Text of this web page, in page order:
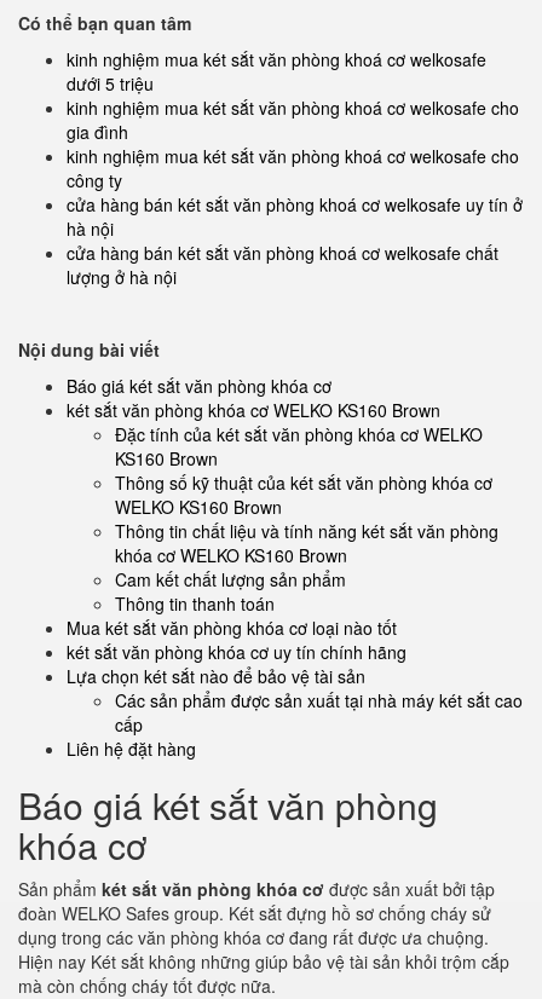
Có thể bạn quan tâm
kinh nghiệm mua két sắt văn phòng khoá cơ welkosafe
dưới 5 triệu
kinh nghiệm mua két sắt văn phòng khoá cơ welkosafe cho
gia đình
kinh nghiệm mua két sắt văn phòng khoá cơ welkosafe cho
công ty
cửa hàng bán két sắt văn phòng khoá cơ welkosafe uy tín ở
hà nội
cửa hàng bán két sắt văn phòng khoá cơ welkosafe chất
lượng ở hà nội
Nội dung bài viết
Báo giá két sắt văn phòng khóa cơ
két sắt văn phòng khóa cơ WELKO KS160 Brown
Đặc tính của két sắt văn phòng khóa cơ WELKO
KS160 Brown
Thông số kỹ thuật của két sắt văn phòng khóa cơ
WELKO KS160 Brown
Thông tin chất liệu và tính năng két sắt văn phòng
khóa cơ WELKO KS160 Brown
Cam kết chất lượng sản phẩm
Thông tin thanh toán
Mua két sắt văn phòng khóa cơ loại nào tốt
két sắt văn phòng khóa cơ uy tín chính hãng
Lựa chọn két sắt nào để bảo vệ tài sản
Các sản phẩm được sản xuất tại nhà máy két sắt cao
cấp
Liên hệ đặt hàng
Báo giá két sắt văn phòng
khóa cơ
Sản phẩm két sắt văn phòng khóa cơ được sản xuất bởi tập
đoàn WELKO Safes group. Két sắt đựng hồ sơ chống cháy sử
dụng trong các văn phòng khóa cơ đang rất được ưa chuộng.
Hiện nay Két sắt không những giúp bảo vệ tài sản khỏi trộm cắp
mà còn chống cháy tốt được nữa.